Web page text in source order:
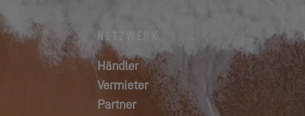
NETZWERK
Händler
Vermieter
Partner